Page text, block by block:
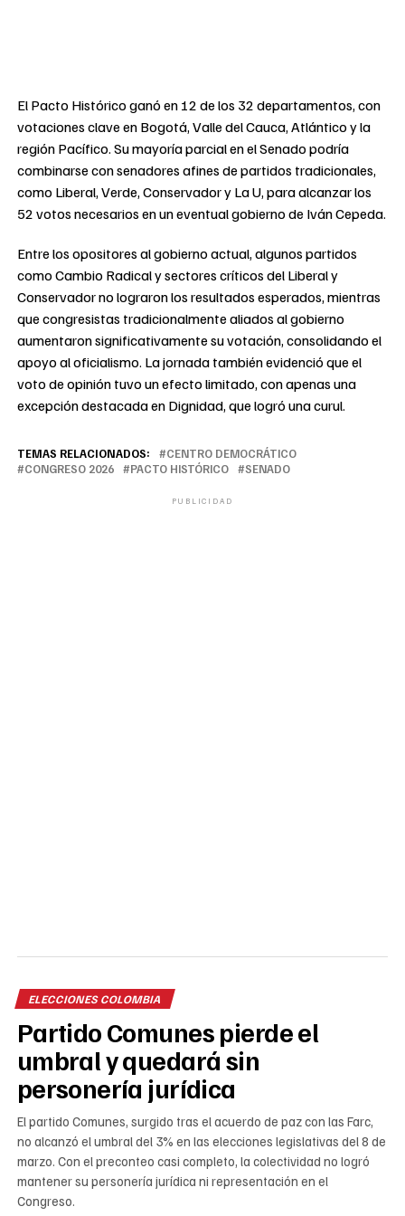
El Pacto Histórico ganó en 12 de los 32 departamentos, con
votaciones clave en Bogotá, Valle del Cauca, Atlántico y la
región Pacífico. Su mayoría parcial en el Senado podría
combinarse con senadores afines de partidos tradicionales,
como Liberal, Verde, Conservador y La U, para alcanzar los
52 votos necesarios en un eventual gobierno de Iván Cepeda.
Entre los opositores al gobierno actual, algunos partidos
como Cambio Radical y sectores críticos del Liberal y
Conservador no lograron los resultados esperados, mientras
que congresistas tradicionalmente aliados al gobierno
aumentaron significativamente su votación, consolidando el
apoyo al oficialismo. La jornada también evidenció que el
voto de opinión tuvo un efecto limitado, con apenas una
excepción destacada en Dignidad, que logró una curul.
TEMAS RELACIONADOS:
CENTRO DEMOCRÁTICO
CONGRESO 2026
PACTO HISTÓRICO SENADO
PUBLICIDAD
ELECCIONES COLOMBIA
Partido Comunes pierde el
umbral y quedará sin
personería jurídica
El partido Comunes, surgido tras el acuerdo de paz con las Farc,
no alcanzó el umbral del 3% en las elecciones legislativas del 8 de
marzo. Con el preconteo casi completo, la colectividad no logró
mantener su personería jurídica ni representación en el
Congreso.